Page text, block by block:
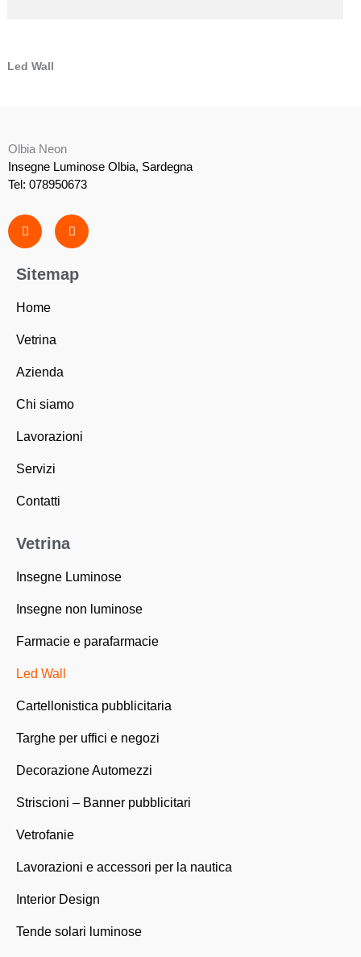
Led Wall
Olbia Neon
Insegne Luminose Olbia, Sardegna
Tel: 078950673
F
a
c
b
o
k
-
I
n
s
a
g
Sitemap
Home
Vetrina
Azienda
Chi siamo
Lavorazioni
Servizi
Contatti
Vetrina
Insegne Luminose
Insegne non luminose
Farmacie e parafarmacie
Led Wall
Cartellonistica pubblicitaria
Targhe per uffici e negozi
Decorazione Automezzi
Striscioni – Banner pubblicitari
Vetrofanie
Lavorazioni e accessori per la nautica
Interior Design
Tende solari luminose